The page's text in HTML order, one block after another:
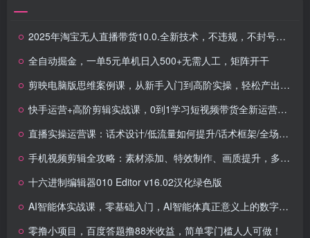
2025年淘宝无人直播带货10.0.全新技术，不违规，不封号，纯小白操作，日入数张
全自动掘金，一单5元单机日入500+无需人工，矩阵开干
剪映电脑版思维案例课，从新手入门到高阶实操，轻松产出高质量作品
快手运营+高阶剪辑实战课，0到1学习短视频带货全新运营技巧
直播实操运营课：话术设计/低流量如何提升/话术框架/全场燃爆/非常干货
手机视频剪辑全攻略：素材添加、特效制作、画质提升，多种视频制作方法
十六进制编辑器010 Editor v16.02汉化绿色版
AI智能体实战课，零基础入门，AI智能体真正意义上的数字员工
零撸小项目，百度答题撸88米收益，简单零门槛人人可做！